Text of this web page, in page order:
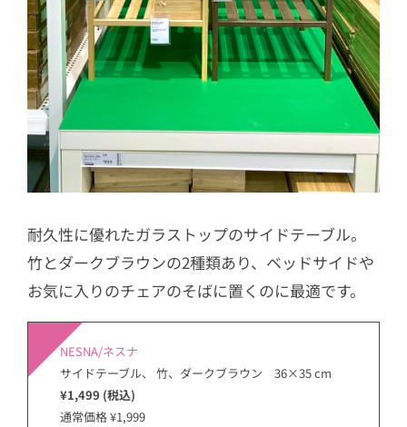
耐久性に優れたガラストップのサイドテーブル。
竹とダークブラウンの2種類あり、ベッドサイドや
お気に入りのチェアのそばに置くのに最適です。
NESNA/ネスナ
サイドテーブル、 竹、ダークブラウン 36×35 cm
¥1,499 (税込)
通常価格 ¥1,999